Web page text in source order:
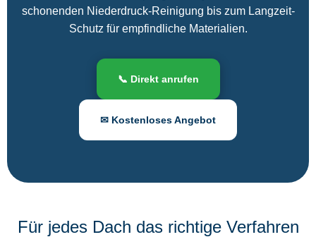
schonenden Niederdruck-Reinigung bis zum Langzeit-
Schutz für empfindliche Materialien.
📞 Direkt anrufen
✉ Kostenloses Angebot
Für jedes Dach das richtige Verfahren